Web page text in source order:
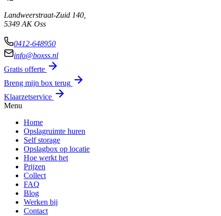
Landweerstraat-Zuid 140,
5349 AK Oss
0412-648950
info@boxss.nl
Gratis offerte
Breng mijn box terug
Klaarzetservice
Menu
Home
Opslagruimte huren
Self storage
Opslagbox op locatie
Hoe werkt het
Prijzen
Collect
FAQ
Blog
Werken bij
Contact